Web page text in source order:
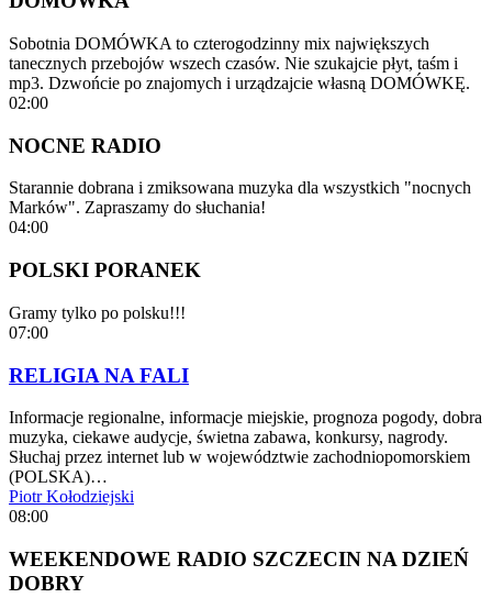
Sobotnia DOMÓWKA to czterogodzinny mix największych
tanecznych przebojów wszech czasów. Nie szukajcie płyt, taśm i
mp3. Dzwońcie po znajomych i urządzajcie własną DOMÓWKĘ.
02:00
NOCNE RADIO
Starannie dobrana i zmiksowana muzyka dla wszystkich "nocnych
Marków". Zapraszamy do słuchania!
04:00
POLSKI PORANEK
Gramy tylko po polsku!!!
07:00
RELIGIA NA FALI
Informacje regionalne, informacje miejskie, prognoza pogody, dobra
muzyka, ciekawe audycje, świetna zabawa, konkursy, nagrody.
Słuchaj przez internet lub w województwie zachodniopomorskiem
(POLSKA)…
Piotr Kołodziejski
08:00
WEEKENDOWE RADIO SZCZECIN NA DZIEŃ
DOBRY